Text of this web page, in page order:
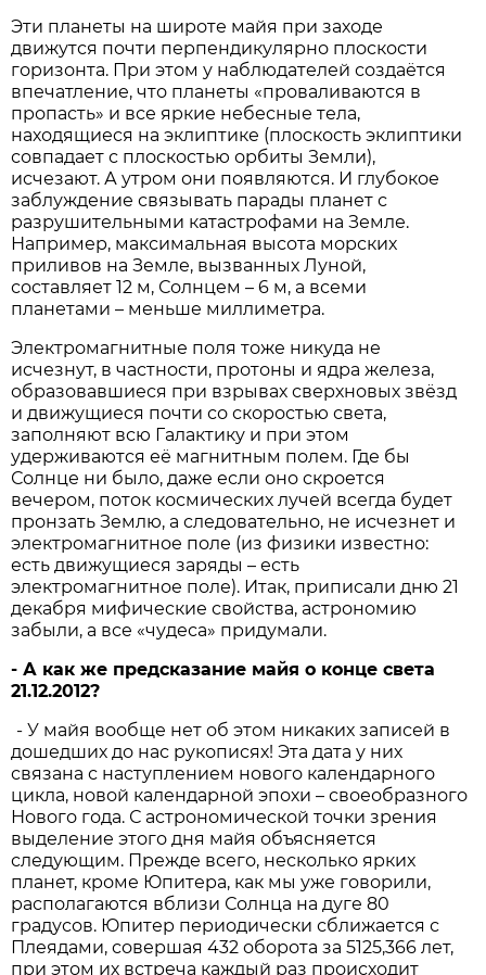
Эти планеты на широте майя при заходе
движутся почти перпендикулярно плоскости
горизонта. При этом у наблюдателей создаётся
впечатление, что планеты «проваливаются в
пропасть» и все яркие небесные тела,
находящиеся на эклиптике (плоскость эклиптики
совпадает с плоскостью орбиты Земли),
исчезают. А утром они появляются. И глубокое
заблуждение связывать парады планет с
разрушительными катастрофами на Земле.
Например, максимальная высота морских
приливов на Земле, вызванных Луной,
составляет 12 м, Солнцем – 6 м, а всеми
планетами – меньше миллиметра.
Электромагнитные поля тоже никуда не
исчезнут, в частности, протоны и ядра железа,
образовавшиеся при взрывах сверхновых звёзд
и движущиеся почти со скоростью света,
заполняют всю Галактику и при этом
удерживаются её магнитным полем. Где бы
Солнце ни было, даже если оно скроется
вечером, поток космических лучей всегда будет
пронзать Землю, а следовательно, не исчезнет и
электромагнитное поле (из физики известно:
есть движущиеся заряды – есть
электромагнитное поле). Итак, приписали дню 21
декабря мифические свойства, астрономию
забыли, а все «чудеса» придумали.
- А как же предсказание майя о конце света
21.12.2012?
- У майя вообще нет об этом никаких записей в
дошедших до нас рукописях! Эта дата у них
связана с наступлением нового календарного
цикла, новой календарной эпохи – своеобразного
Нового года. С астрономической точки зрения
выделение этого дня майя объясняется
следующим. Прежде всего, несколько ярких
планет, кроме Юпитера, как мы уже говорили,
располагаются вблизи Солнца на дуге 80
градусов. Юпитер периодически сближается с
Плеядами, совершая 432 оборота за 5125,366 лет,
при этом их встреча каждый раз происходит